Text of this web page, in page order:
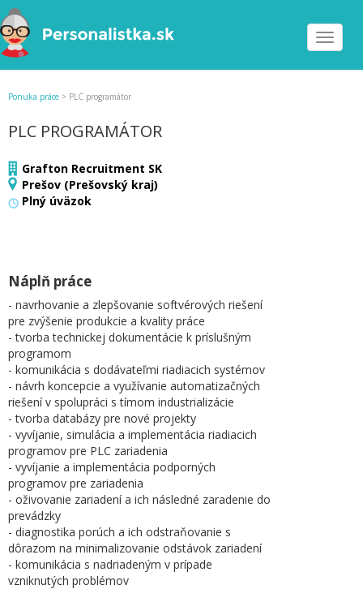
Toggle
Ponuka práce > PLC programátor
PLC PROGRAMÁTOR
Grafton Recruitment SK
Prešov (Prešovský kraj)
Plný úväzok
Náplň práce
- navrhovanie a zlepšovanie softvérových riešení
pre zvýšenie produkcie a kvality práce
- tvorba technickej dokumentácie k príslušným
programom
- komunikácia s dodávateľmi riadiacich systémov
- návrh koncepcie a využívanie automatizačných
riešení v spolupráci s tímom industrializácie
- tvorba databázy pre nové projekty
- vyvíjanie, simulácia a implementácia riadiacich
programov pre PLC zariadenia
- vyvíjanie a implementácia podporných
programov pre zariadenia
- oživovanie zariadení a ich následné zaradenie do
prevádzky
- diagnostika porúch a ich odstraňovanie s
dôrazom na minimalizovanie odstávok zariadení
- komunikácia s nadriadeným v prípade
vzniknutých problémov